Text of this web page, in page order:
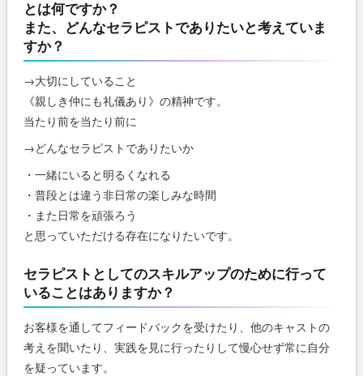
とは何ですか？
また、どんなセラピストでありたいと考えていま
すか？
→大切にしていること
《親しき仲にも礼儀あり》の精神です。
当たり前を当たり前に
→どんなセラピストでありたいか
・一緒にいると明るくなれる
・普段とは違う非日常の楽しみな時間
・また日常を頑張ろう
と思っていただける存在になりたいです。
セラピストとしてのスキルアップのために行って
いることはありますか？
お客様を通してフィードバックを受けたり、他のキャストの
考えを聞いたり、実践を見に行ったりして慢心せず常に自分
を疑っています。